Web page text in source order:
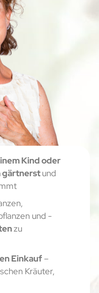
Kind oder
gärtnerstund
und -
zu
Einkauf –
Kräuter,